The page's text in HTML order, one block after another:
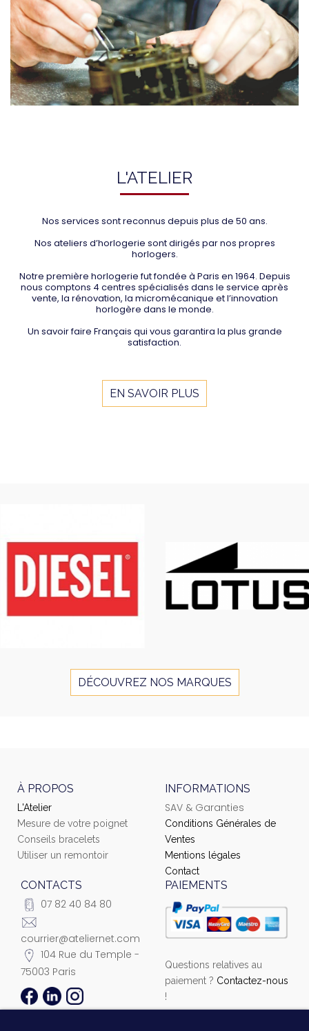
L'ATELIER
Nos services sont reconnus depuis plus de 50 ans.
Nos ateliers d’horlogerie sont dirigés par nos propres
horlogers.
Notre première horlogerie fut fondée à Paris en 1964. Depuis
nous comptons 4 centres spécialisés dans le service après
vente, la rénovation, la micromécanique et l’innovation
horlogère dans le monde.
Un savoir faire Français qui vous garantira la plus grande
satisfaction.
EN SAVOIR PLUS
DÉCOUVREZ NOS MARQUES
À PROPOS
L'Atelier
Mesure de votre poignet
Conseils bracelets
Utiliser un remontoir
INFORMATIONS
SAV & Garanties
Conditions Générales de
Ventes
Mentions légales
Contact
CONTACTS
07 82 40 84 80
courrier@ateliernet.com
104 Rue du Temple -
75003 Paris
PAIEMENTS
Questions relatives au
paiement ? Contactez-nous
!